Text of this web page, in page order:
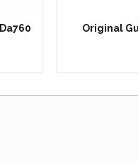
Original